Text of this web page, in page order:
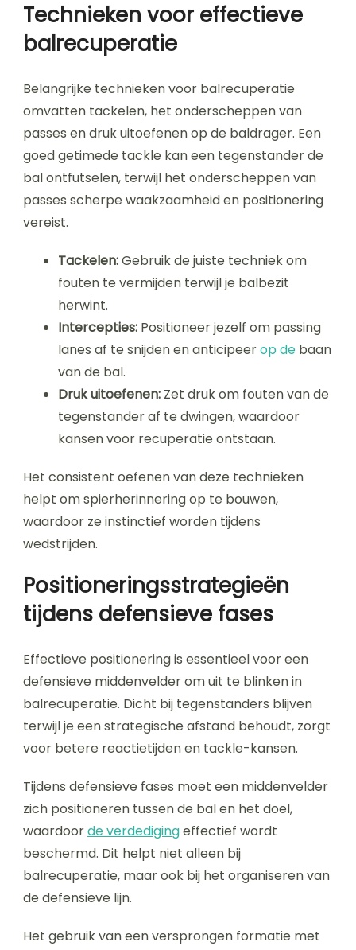
Technieken voor effectieve
balrecuperatie
Belangrijke technieken voor balrecuperatie
omvatten tackelen, het onderscheppen van
passes en druk uitoefenen op de baldrager. Een
goed getimede tackle kan een tegenstander de
bal ontfutselen, terwijl het onderscheppen van
passes scherpe waakzaamheid en positionering
vereist.
Tackelen:Gebruik de juiste techniek om
fouten te vermijden terwijl je balbezit
herwint.
Intercepties: Positioneer jezelf om passing
lanes af te snijden en anticipeerop de baan
van de bal.
Druk uitoefenen: Zet druk om fouten van de
tegenstander af te dwingen, waardoor
kansen voor recuperatie ontstaan.
Het consistent oefenen van deze technieken
helpt om spierherinnering op te bouwen,
waardoor ze instinctief worden tijdens
wedstrijden.
Positioneringsstrategieën
tijdens defensieve fases
Effectieve positionering is essentieel voor een
defensieve middenvelder om uit te blinken in
balrecuperatie. Dicht bij tegenstanders blijven
terwijl je een strategische afstand behoudt, zorgt
voor betere reactietijden en tackle-kansen.
Tijdens defensieve fases moet een middenvelder
zich positioneren tussen de bal en het doel,
waardoorde verdedigingeffectief wordt
beschermd. Dit helpt niet alleen bij
balrecuperatie, maar ook bij het organiseren van
de defensieve lijn.
Het gebruik van een versprongen formatie met